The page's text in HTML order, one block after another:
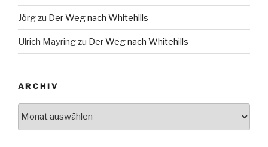
Jörgzu Der Weg nach Whitehills
Ulrich Mayringzu Der Weg nach Whitehills
ARCHIV